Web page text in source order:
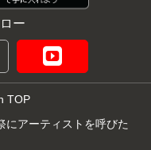
ー
TOP
にアーティストを呼びた